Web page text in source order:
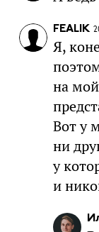
FEALIK
Я,
на
Вот у
ни
у
и